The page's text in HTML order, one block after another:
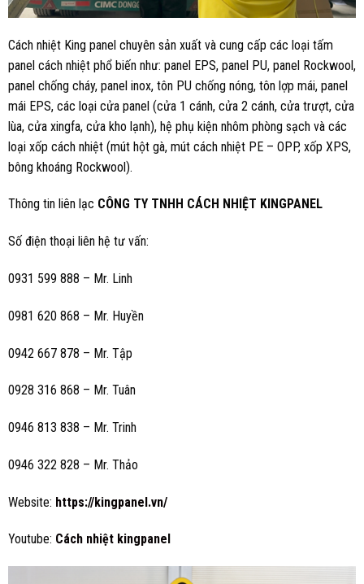
Cách nhiệt King panel chuyên sản xuất và cung cấp các loại tấm
panel cách nhiệt phổ biến như: panel EPS, panel PU, panel Rockwool,
panel chống cháy, panel inox, tôn PU chống nóng, tôn lợp mái, panel
mái EPS, các loại cửa panel (cửa 1 cánh, cửa 2 cánh, cửa trượt, cửa
lùa, cửa xingfa, cửa kho lạnh), hệ phụ kiện nhôm phòng sạch và các
loại xốp cách nhiệt (mút hột gà, mút cách nhiệt PE – OPP, xốp XPS,
bông khoáng Rockwool).
Thông tin liên lạc CÔNG TY TNHH CÁCH NHIỆT KINGPANEL
Số điện thoại liên hệ tư vấn:
0931 599 888 – Mr. Linh
0981 620 868 – Mr. Huyền
0942 667 878 – Mr. Tập
0928 316 868 – Mr. Tuân
0946 813 838 – Mr. Trinh
0946 322 828 – Mr. Thảo
Website: https://kingpanel.vn/
Youtube: Cách nhiệt kingpane